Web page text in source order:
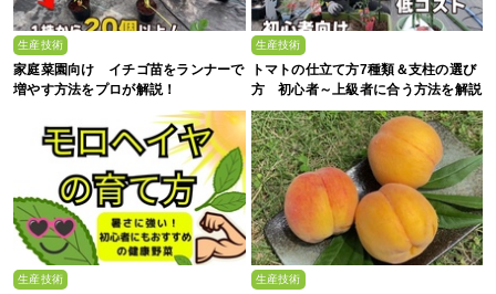
生産技術
家庭菜園向け イチゴ苗をランナーで
増やす方法をプロが解説！
生産技術
トマトの仕立て方7種類＆支柱の選び
方 初心者～上級者に合う方法を解説
生産技術 生産技術